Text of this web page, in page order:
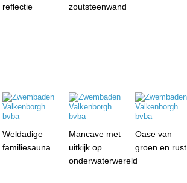
reflectie
zoutsteenwand
Weldadige
familiesauna
Mancave met
uitkijk op
onderwaterwereld
Oase van
groen en rust